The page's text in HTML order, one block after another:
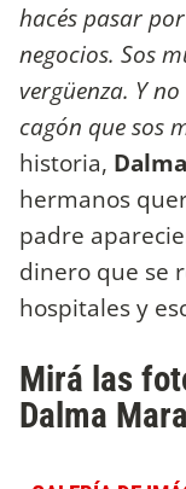
hacés pasar
negocios. Sos
vergüenza. Y
cagón que sos
historia, Dalma
hermanos
padre
dinero que se
hospitales y
Mirá las
Dalma